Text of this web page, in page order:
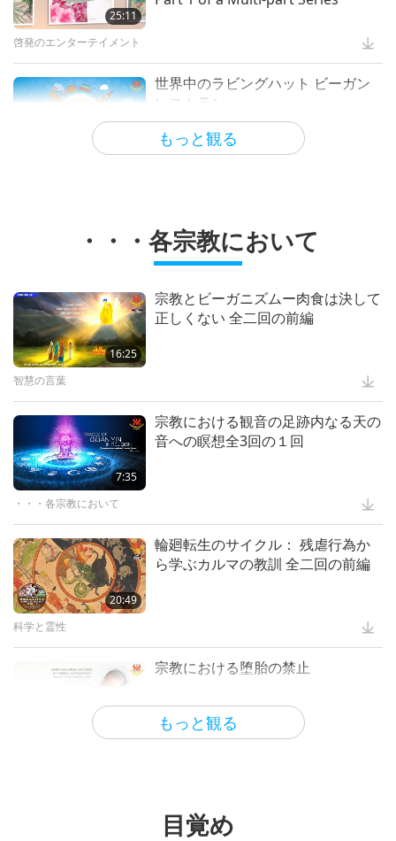
18:56
Blessings from Heaven, Part 1 of
啓発のエンターテイメント
キュメンタリー全2回の２回
14:19
Prison Animal Programs:
Transforming Lives through Love
良い人 良い仕事
18:44
各国のポジティブな変化
15:54
る植物性の代替食品の驚異的な成長
前編
ビーガニズム：高潔の生き方
18:13
Leading to a Brighter Future, Part
1 of 2
命を救う– 動物シェルターからの
世界の殺処分をしない動物シェルター
もっと観る
25:11
啓発のエンターテイメント
世界中のラビングハット ビーガン
レストラン
スプリームマスター チンハイ:デザイン＆芸術
S.M. Celestial Jewelry Series 7 –
スプリームマスター チンハイ:デザイン＆芸術
13:46
The Songs, Compositions and
スプリームマスターチンハイ (ビーガン)の歌 曲 诗とパフォーマン
ス
”God Takes Care of Everything”:
プロテクション シリーズの拡張版
S.M. Celestial Clothes – Vegan
・・・各宗教において
もっと観る
16:25
宗教とビーガニズムー肉食は決して
正しくない 全二回の前編
智慧の言葉
7:35
宗教における観音の足跡内なる天の
音への瞑想全3回の１回
・・・各宗教において
20:49
輪廻転生のサイクル： 残虐行為か
ら学ぶカルマの教訓 全二回の前編
科学と霊性
宗教における堕胎の禁止
の１ (バハイ教、仏教、キリスト
教、ギリシャ哲学、ヒンズー教)
目覚め